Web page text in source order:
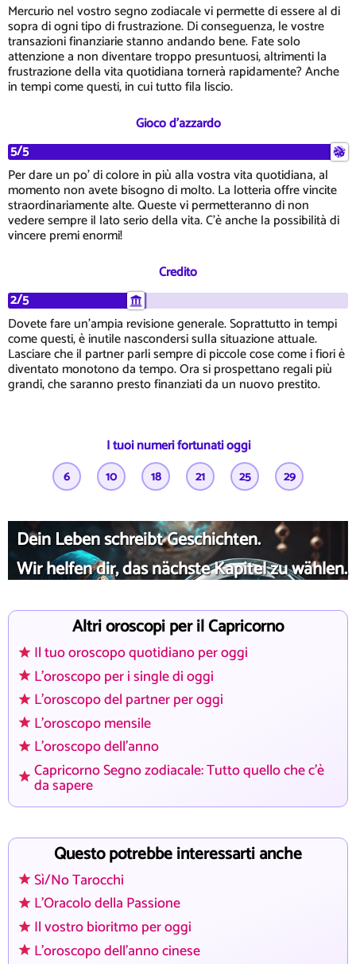
Mercurio nel vostro segno zodiacale vi permette di essere al di
sopra di ogni tipo di frustrazione. Di conseguenza, le vostre
transazioni finanziarie stanno andando bene. Fate solo
attenzione a non diventare troppo presuntuosi, altrimenti la
frustrazione della vita quotidiana tornerà rapidamente? Anche
in tempi come questi, in cui tutto fila liscio.
Gioco d'azzardo
5/5
Per dare un po' di colore in più alla vostra vita quotidiana, al
momento non avete bisogno di molto. La lotteria offre vincite
straordinariamente alte. Queste vi permetteranno di non
vedere sempre il lato serio della vita. C'è anche la possibilità di
vincere premi enormi!
Credito
2/5
Dovete fare un'ampia revisione generale. Soprattutto in tempi
come questi, è inutile nascondersi sulla situazione attuale.
Lasciare che il partner parli sempre di piccole cose come i fiori è
diventato monotono da tempo. Ora si prospettano regali più
grandi, che saranno presto finanziati da un nuovo prestito.
I tuoi numeri fortunati oggi
6 10 18 21 25 29
Dein Leben schreibt Geschichten.
Wir helfen dir, das nächste Kapitel zu wählen.
Altri oroscopi per il Capricorno
Il tuo oroscopo quotidiano per oggi
L'oroscopo per i single di oggi
L'oroscopo del partner per oggi
L'oroscopo mensile
L'oroscopo dell'anno
Capricorno Segno zodiacale: Tutto quello che c'è
da sapere
Questo potrebbe interessarti anche
Sì/No Tarocchi
L'Oracolo della Passione
Il vostro bioritmo per oggi
L'oroscopo dell'anno cinese